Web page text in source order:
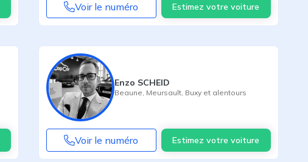
Voir le numéro Estimez votre voiture
Enzo SCHEID
Beaune Meursault Buxy et alentours
Voir le numéro Estimez votre voiture